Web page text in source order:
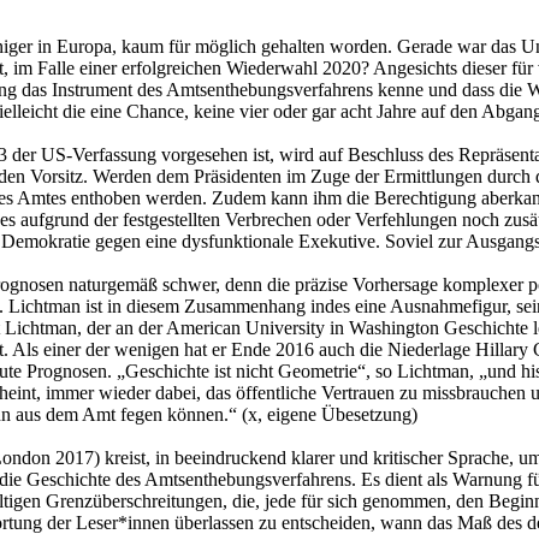
in Europa, kaum für möglich gehalten worden. Gerade war das
im Falle einer erfolgreichen Wiederwahl 2020? Angesichts dieser
das Instrument des Amtsenthebungsverfahrens kenne und dass
die eine Chance, keine vier oder gar acht Jahre auf den
US-Verfassung vorgesehen ist, wird auf Beschluss des
Vorsitz. Werden dem Präsidenten im Zuge der Ermittlungen
Amtes enthoben werden. Zudem kann ihm die Berechtigung
aufgrund der festgestellten Verbrechen oder Verfehlungen noch
gegen eine dysfunktionale Exekutive. Soviel zur
naturgemäß schwer, denn die präzise Vorhersage komplexer
ist in diesem Zusammenhang indes eine Ausnahmefigur,
der an der American University in Washington
Als einer der wenigen hat er Ende 2016 auch die Niederlage
Prognosen. „Geschichte ist nicht Geometrie“, so Lichtman, „und
immer wieder dabei, das öffentliche Vertrauen zu
dem Amt fegen können.“ (x, eigene Übesetzung)
2017) kreist, in beeindruckend klarer und kritischer Sprache,
Geschichte des Amtsenthebungsverfahrens. Es dient als
Grenzüberschreitungen, die, jede für sich genommen, den
der Leser*innen überlassen zu entscheiden, wann das Maß